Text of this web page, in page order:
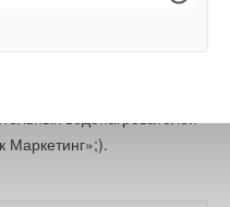
объему продаж
водонагревателей
Маркетинг»;).